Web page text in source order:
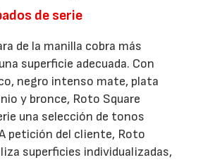
de serie
de la manilla cobra más
superficie adecuada. Con
negro intenso mate, plata
y bronce, Roto Square
una selección de tonos
petición del cliente, Roto
superficies individualizadas,